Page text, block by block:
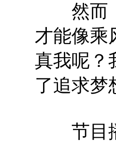
然而，
才能像乘
真我呢？
了追求梦
节目播